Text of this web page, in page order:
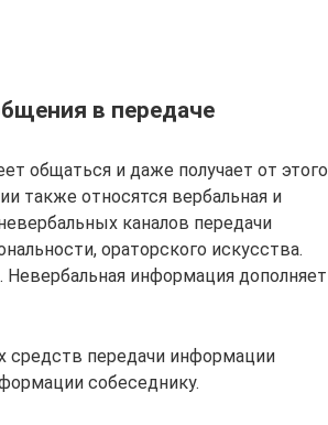
в передаче
общаться и даже получает от этого
также относятся вербальная и
каналов передачи
ораторского искусства.
информация дополняет
средств передачи информации
собеседнику.